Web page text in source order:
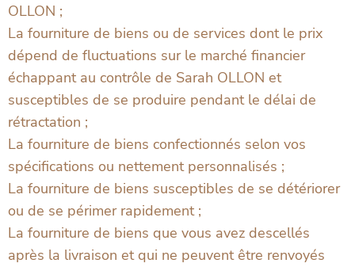
OLLON ;
La fourniture de biens ou de services dont le prix
dépend de fluctuations sur le marché financier
échappant au contrôle de Sarah OLLON et
susceptibles de se produire pendant le délai de
rétractation ;
La fourniture de biens confectionnés selon vos
spécifications ou nettement personnalisés ;
La fourniture de biens susceptibles de se détériorer
ou de se périmer rapidement ;
La fourniture de biens que vous avez descellés
après la livraison et qui ne peuvent être renvoyés